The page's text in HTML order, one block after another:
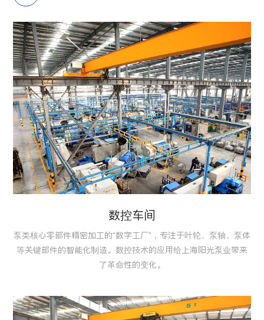
数控车间
泵类核心零部件精密加工的“数字工厂”，专注于叶轮、泵轴、泵体
等关键部件的智能化制造。数控技术的应用给上海阳光泵业带来
了革命性的变化。